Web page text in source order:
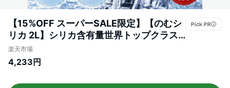
【15%OFF スーパーSALE限定】【のむシ
リカ 2L】シリカ含有量世界トップクラス
シリカ水 2リットル 天然水 ミネラルウォ
ーター 飲むシリカ 飲むシリカ天然水 霧島
康 送料無料 大容量 長期保存 まとめ買い 水
楽天市場
4,233円